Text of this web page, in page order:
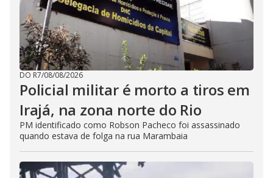
DO R7/08/08/2026
Policial militar é morto a tiros em
Irajá, na zona norte do Rio
PM identificado como Robson Pacheco foi assassinado
quando estava de folga na rua Marambaia